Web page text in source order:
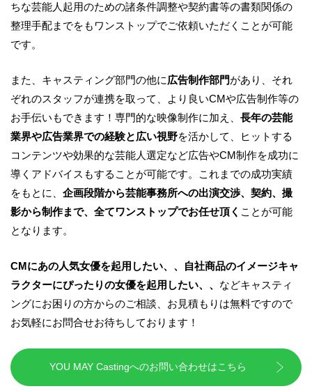
ちな芸能人起用のための諸条件調整や契約書等の書類関係の
整理手配までをもワンストップでご依頼いただくことが可能
です。
また、キャスティング部門の他に広告制作部門があり、それ
ぞれのスタッフが連携を取って、より良いCMや広告制作等の
お手伝いもできます！専門的な映像制作に加え、 長年の芸能
業界や広告業界での経験と広い視野を活かして、ヒットする
コンテンツや効果的な芸能人選定など広告やCM制作を成功に
導くアドバイスもすることが可能です。これまでの成功実績
をもとに、 企画段階から芸能事務所への出演交渉、契約、撮
影から制作まで、全てワンストップでお任せ頂く ことが可能
となります。
CMにあの人気女優を起用したい、、自社商品のイメージキャ
ラクターにぴったりの女優を起用したい、、 などキャスティ
ングにお困りの方からのご相談、お見積もりは無料ですので
お気軽にお問合せお待ちしております！
YOU MAY Castingへのお問い合わせはこちら